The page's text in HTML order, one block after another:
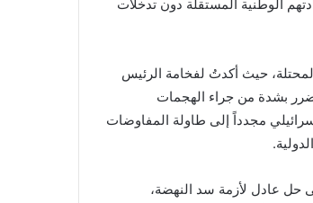
الوطنية المستقلة دون تدخلات
حيث أكدتُ لفخامة الرئيس
بشدة من جراء الهجمات
مجدداً إلى طاولة المفاوضات
حل عادل لأزمة سد النهضة،